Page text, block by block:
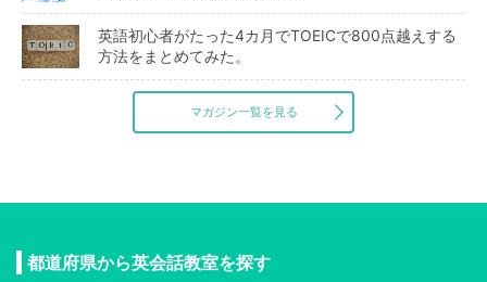
英語初心者がたった4カ月でTOEICで800点越えする
方法をまとめてみた。
マガジン一覧を見る
都道府県から英会話教室を探す